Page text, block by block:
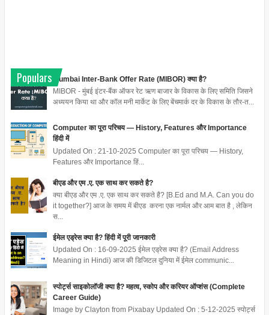
Populars
Mumbai Inter-Bank Offer Rate (MIBOR) क्या है?
MIBOR - मुंबई इंटर-बैंक ऑफर रेट ऋण बाजार के विकास के लिए समिति जिसने
अध्ययन किया था और कॉल मनी मार्केट के लिए बेंचमार्क दर के विकास के तौर-त...
Computer का पूरा परिचय — History, Features और Importance
हिंदी में
Updated On : 21-10-2025 Computer का पूरा परिचय — History,
Features और Importance हिं...
बीएड और एम .ए. एक साथ कर सकते है?
क्या बीएड और एम .ए. एक साथ कर सकते है? [B.Ed and M.A. Can you do
it together?] आज के समय में बीएड करना एक नार्मल और आम बात है , लेकिन
स...
ईमेल एड्रेस क्या है? हिंदी में पूरी जानकारी
Updated On : 16-09-2025 ईमेल एड्रेस क्या है? (Email Address
Meaning in Hindi) आज की डिजिटल दुनिया में ईमेल communic...
स्पोर्ट्स साइकोलॉजी क्या है? महत्व, स्कोप और करियर ऑप्शंस (Complete
Career Guide)
Image by Clayton from Pixabay Updated On : 5-12-2025 स्पोर्ट्स